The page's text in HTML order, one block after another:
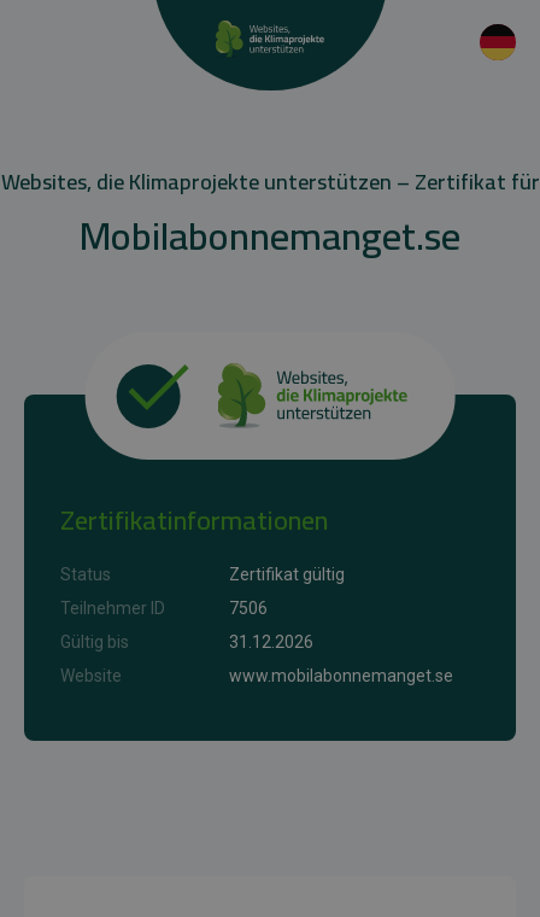
Websites, die Klimaprojekte unterstützen – Zertifikat für
Mobilabonnemanget.se
Zertifikatinformationen
Status
Zertifikat gültig
Teilnehmer ID
7506
Gültig bis
31.12.2026
Website
www.mobilabonnemanget.se